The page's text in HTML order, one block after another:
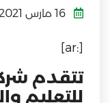
[:ar]
تتقدم
للتعليم